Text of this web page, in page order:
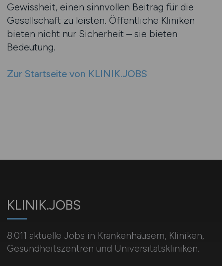
Gewissheit, einen sinnvollen Beitrag für die
Gesellschaft zu leisten. Öffentliche Kliniken
bieten nicht nur Sicherheit – sie bieten
Bedeutung.
Zur Startseite von KLINIK.JOBS
KLINIK.JOBS
8.011 aktuelle Jobs in Krankenhäusern, Kliniken,
Gesundheitszentren und Universitätskliniken.